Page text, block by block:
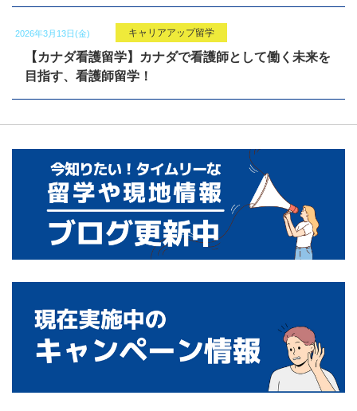
2026年3月13日(金) キャリアアップ留学
【カナダ看護留学】カナダで看護師として働く未来を
目指す、看護師留学！